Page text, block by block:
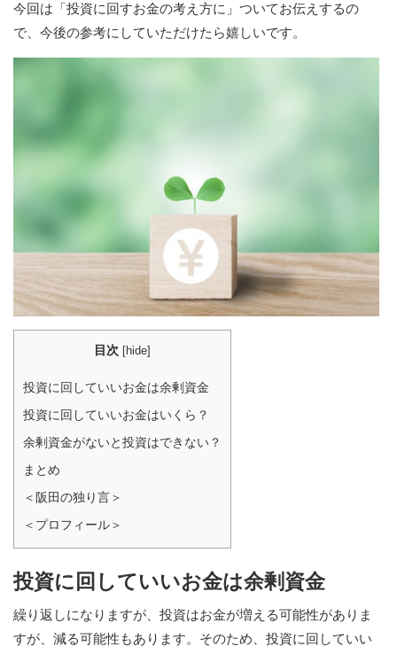
今回は「投資に回すお金の考え方に」ついてお伝えするの
で、今後の参考にしていただけたら嬉しいです。
目次 [hide]
投資に回していいお金は余剰資金
投資に回していいお金はいくら？
余剰資金がないと投資はできない？
まとめ
＜阪田の独り言＞
＜プロフィール＞
投資に回していいお金は余剰資金
繰り返しになりますが、投資はお金が増える可能性がありま
すが、減る可能性もあります。そのため、投資に回していい